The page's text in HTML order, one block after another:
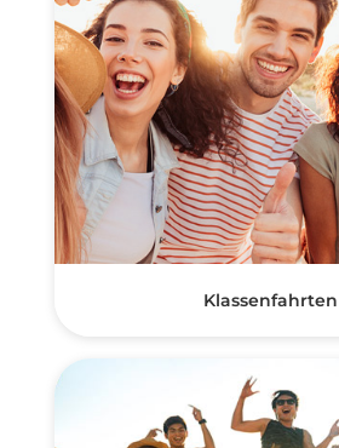
Klassenfahrten